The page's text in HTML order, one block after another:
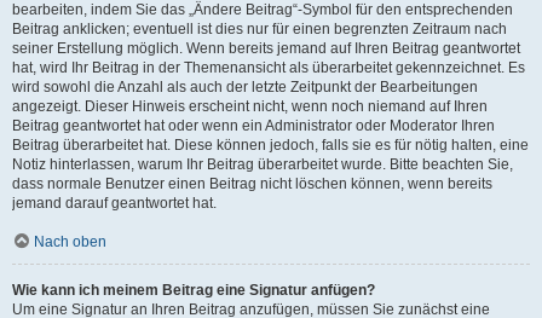
bearbeiten, indem Sie das „Ändere Beitrag“-Symbol für den entsprechenden
Beitrag anklicken; eventuell ist dies nur für einen begrenzten Zeitraum nach
seiner Erstellung möglich. Wenn bereits jemand auf Ihren Beitrag geantwortet
hat, wird Ihr Beitrag in der Themenansicht als überarbeitet gekennzeichnet. Es
wird sowohl die Anzahl als auch der letzte Zeitpunkt der Bearbeitungen
angezeigt. Dieser Hinweis erscheint nicht, wenn noch niemand auf Ihren
Beitrag geantwortet hat oder wenn ein Administrator oder Moderator Ihren
Beitrag überarbeitet hat. Diese können jedoch, falls sie es für nötig halten, eine
Notiz hinterlassen, warum Ihr Beitrag überarbeitet wurde. Bitte beachten Sie,
dass normale Benutzer einen Beitrag nicht löschen können, wenn bereits
jemand darauf geantwortet hat.
Nach oben
Wie kann ich meinem Beitrag eine Signatur anfügen?
Um eine Signatur an Ihren Beitrag anzufügen, müssen Sie zunächst eine